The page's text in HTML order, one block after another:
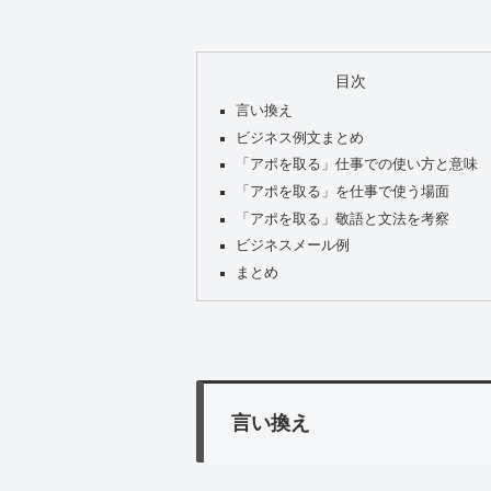
目次
言い換え
ビジネス例文まとめ
「アポを取る」仕事での使い方と意味
「アポを取る」を仕事で使う場面
「アポを取る」敬語と文法を考察
ビジネスメール例
まとめ
言い換え